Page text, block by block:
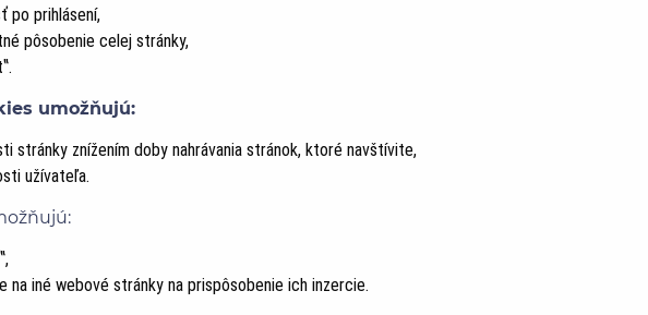
po prihlásení,
pôsobenie celej stránky,
umožňujú:
stránky znížením doby nahrávania stránok, ktoré navštívite,
užívateľa.
na iné webové stránky na prispôsobenie ich inzercie.